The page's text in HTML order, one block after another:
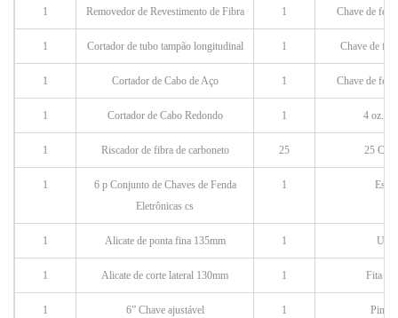
1 Removedor de Revestimento de Fibra 1 Chave de
1 Cortador de tubo tampão longitudinal 1 Chave de
1 Cortador de Cabo de Aço 1 Chave de
1 Cortador de Cabo Redondo 1 4 oz.
1 Riscador de fibra de carboneto 25 25 Co
1 6 p Conjunto de Chaves de Fenda
Eletrônicas cs
1
1 Alicate de ponta fina 135mm 1 U
1 Alicate de corte lateral 130mm 1 Fita
1 6” Chave ajustável 1